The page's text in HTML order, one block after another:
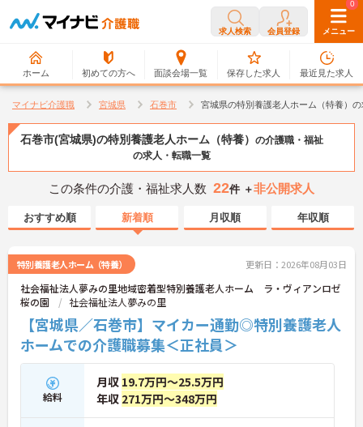
求人検索 会員登録 メニュー
ホーム 初めての方へ 面談会場一覧
0
保存した求人
0
最近見た求人
マイナビ介護職 宮城県 石巻市 宮城県の特別養護老人ホーム（特養）
石巻市(宮城県)の特別養護老人ホーム（特養） の介護職・福祉
の求人・転職一覧
この条件の介護・福祉求人数 22件 ＋非公開求人
おすすめ順 新着順 月収順 年収順
特別養護老人ホーム（特養） 更新日：2026年08月03日
社会福祉法人夢みの里地域密着型特別養護老人ホーム ラ・ヴィアンロゼ
桜の園
社会福祉法人夢みの里
【宮城県／石巻市】マイカー通勤◎特別養護老人
ホームでの介護職募集＜正社員＞
給料
月収 19.7万円～25.5万円
年収 271万円～348万円